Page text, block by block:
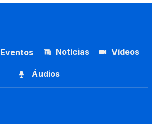
Eventos Notícias Vídeos
Áudios